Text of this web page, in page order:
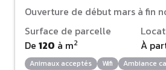
Ouverture de début mars à fin
Surface de parcelle
De 120 à m2
À
Animaux acceptés Wifi Ambiance